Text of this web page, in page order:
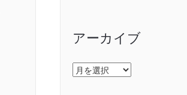
アーカイブ
ア
ー